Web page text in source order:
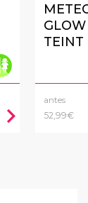
chevron_right
TEINT
antes
52,99€